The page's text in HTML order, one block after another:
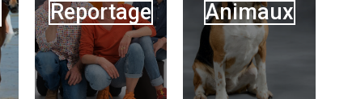
Reportage Animaux